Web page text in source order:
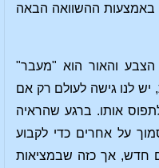
באמצעות ההשוואה הבאה
הצבע והאור הוא "מעבר"
יש לנו גישה לעולם רק אם
אותו. ברגע שהראיה
על אחרים כדי לקבוע
חדש, אך כזה שבמציאות